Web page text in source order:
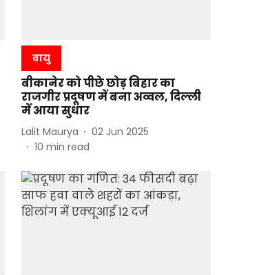
वायु
बीकानेर को पीछे छोड़ बिहार का
राजगीर प्रदूषण में बना अव्वल, दिल्ली
में आया सुधार
Lalit Maurya
02 Jun 2025
10 min read